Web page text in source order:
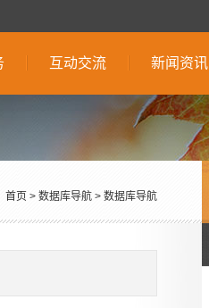
互动交流 新闻资讯
首页 > 数据库导航 > 数据库导航